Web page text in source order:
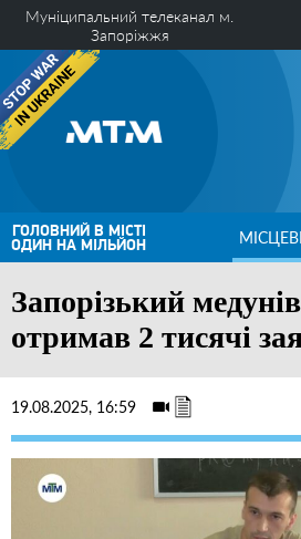
Муніципальний телеканал м.
Запоріжжя
ГОЛОВНИЙ В МІСТІ
ОДИН НА МІЛЬЙОН
Запорізький
отримав 2 тисячі
19.08.2025, 16:59